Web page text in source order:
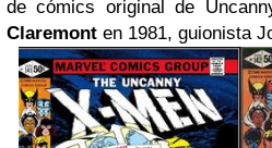
de cómics original de
Claremont en 1981, guionista